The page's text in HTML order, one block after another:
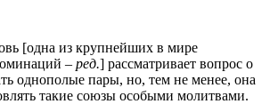
[одна из крупнейших в мире
– ред.] рассматривает вопрос о
однополые пары, но, тем не менее, она
такие союзы особыми молитвами.